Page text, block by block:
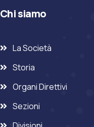
Chi siamo
La Società
Storia
Organi Direttivi
Sezioni